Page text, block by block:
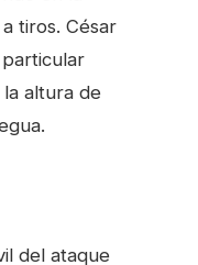
tiros. César
altura de
del ataque